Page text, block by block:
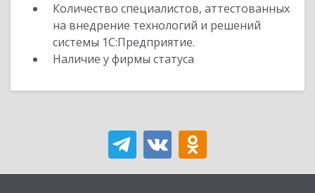
Количество специалистов, аттестованных
на внедрение технологий и решений
системы 1С:Предприятие.
Наличие у фирмы статуса